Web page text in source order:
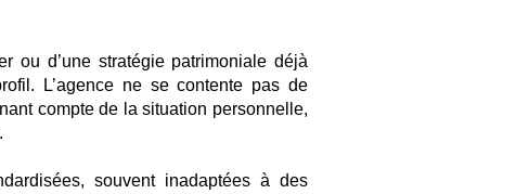
ou d’une stratégie patrimoniale déjà
L’agence ne se contente pas de
compte de la situation personnelle,
souvent inadaptées à des